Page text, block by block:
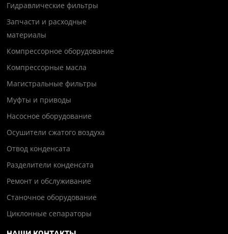
Гидравлические фильтры
Запчасти и расходные
материалы
Компрессорное оборудование
Компрессорные масла
Магистральные фильтры
Муфты и приводы
Насосное оборудование
Осушители сжатого воздуха
Отвод конденсата
Разделители конденсата
Ремонт и обслуживание
Станочное оборудование
Циклонные сепараторы